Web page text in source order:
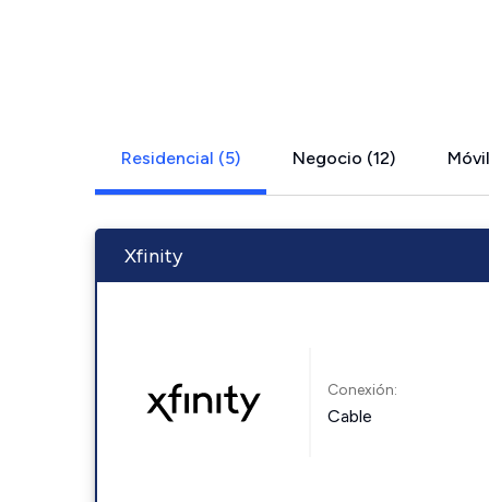
Residencial (5) Negocio (12)
Xfinity
Conexión:
Cable